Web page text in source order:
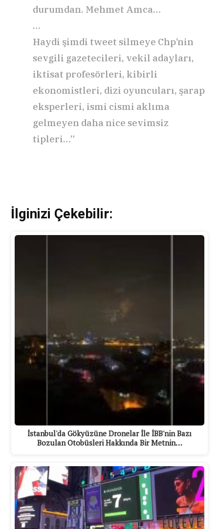
durumdan. Mehmet Amca…
…
Haydi şimdi tweet silmeye Chp’nin
sevgili gazetecileri, vekil adayları,
iktisat profesörleri, kibirli
ekonomistleri, dizi oyuncuları, şarap
eksperleri, ismi cismi aklıma
gelmeyen daha nice sevimsiz
tipleri…”
İlginizi Çekebilir:
İstanbul'da Gökyüzüne Dronelar İle İBB'nin Bazı
Bozulan Otobüsleri Hakkında Bir Metnin…